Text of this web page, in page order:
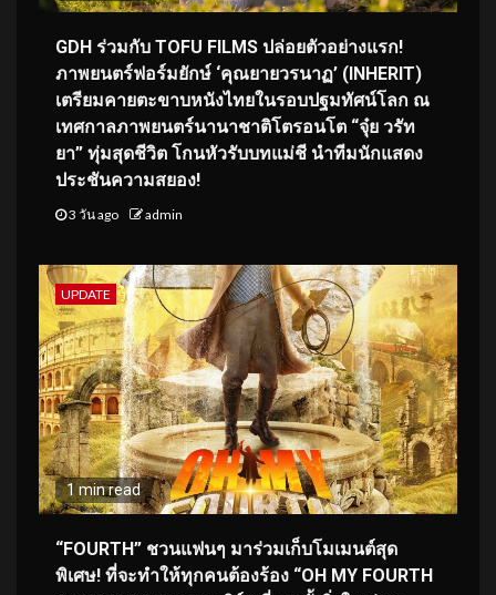
GDH ร่วมกับ TOFU FILMS ปล่อยตัวอย่างแรก!
ภาพยนตร์ฟอร์มยักษ์ ‘คุณยายวรนาฏ’ (INHERIT)
เตรียมคายตะขาบหนังไทยในรอบปฐมทัศน์โลก ณ
เทศกาลภาพยนตร์นานาชาติโตรอนโต “จุ๋ย วรัท
ยา” ทุ่มสุดชีวิต โกนหัวรับบทแม่ชี นำทีมนักแสดง
ประชันความสยอง!
3 วัน ago admin
UPDATE
1 min read
“FOURTH” ชวนแฟนๆ มาร่วมเก็บโมเมนต์สุด
พิเศษ! ที่จะทำให้ทุกคนต้องร้อง “OH MY FOURTH